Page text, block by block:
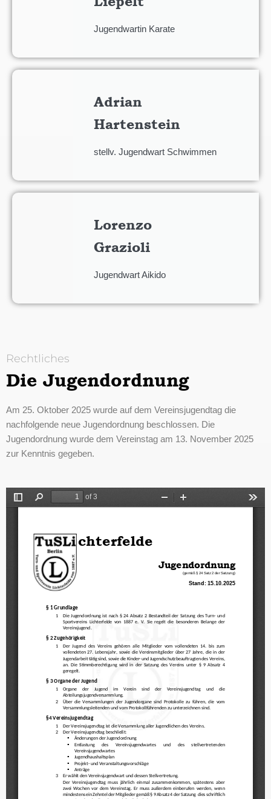
Jugendwartin Karate
Adrian
Hartenstein
stellv. Jugendwart Schwimmen
Lorenzo
Grazioli
Jugendwart Aikido
Rechtliches
Die Jugendordnung
Am 25. Oktober 2025 wurde auf dem Vereinsjugendtag die
nachfolgende neue Jugendordnung beschlossen. Die
Jugendordnung wurde dem Vereinstag am 13. November 2025
zur Kenntnis gegeben.